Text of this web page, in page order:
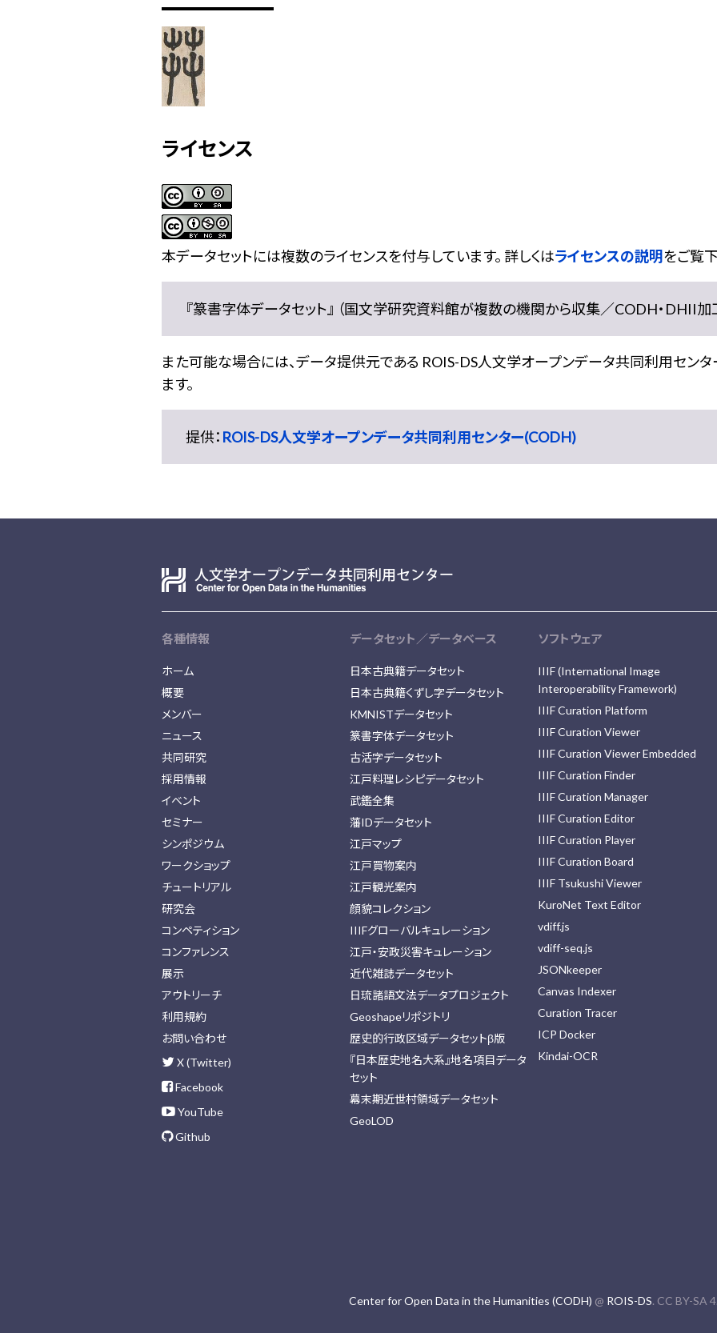
ライセンス
本データセットには複数のライセンスを付与しています。 詳しくはライセンスの説明をご覧
『篆書字体データセット』 （国文学研究資料館が複数の機関から収集／CODH・DHII
また可能な場合には、データ提供元である ROIS-DS人文学オープンデータ共同利用セン
ます。
提供： ROIS-DS人文学オープンデータ共同利用センター(CODH)
各種情報
ホーム
概要
メンバー
ニュース
共同研究
採用情報
イベント
セミナー
シンポジウム
ワークショップ
チュートリアル
研究会
コンペティション
コンファレンス
展示
アウトリーチ
利用規約
お問い合わせ
X (Twitter)
Facebook
YouTube
Github
データセット／データベース
日本古典籍データセット
日本古典籍くずし字データセット
KMNISTデータセット
篆書字体データセット
古活字データセット
江戸料理レシピデータセット
武鑑全集
藩IDデータセット
江戸マップ
江戸買物案内
江戸観光案内
顔貌コレクション
IIIFグローバルキュレーション
江戸・安政災害キュレーション
近代雑誌データセット
日琉諸語文法データプロジェクト
Geoshapeリポジトリ
歴史的行政区域データセットβ版
『日本歴史地名大系』地名項目データ
セット
幕末期近世村領域データセット
GeoLOD
ソフトウェア
IIIF (International Image
Interoperability Framework)
IIIF Curation Platform
IIIF Curation Viewer
IIIF Curation Viewer Embedded
IIIF Curation Finder
IIIF Curation Manager
IIIF Curation Editor
IIIF Curation Player
IIIF Curation Board
IIIF Tsukushi Viewer
KuroNet Text Editor
vdiff.js
vdiff-seq.js
JSONkeeper
Canvas Indexer
Curation Tracer
ICP Docker
Kindai-OCR
Center for Open Data in the Humanities (CODH) @ ROIS-DS. CC BY-SA